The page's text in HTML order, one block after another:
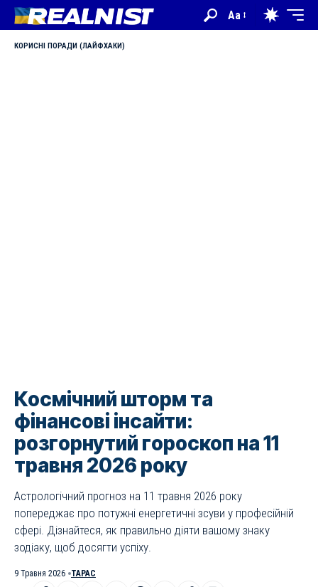
Aa
КОРИСНІ ПОРАДИ (ЛАЙФХАКИ)
Космічний шторм та
фінансові інсайти:
розгорнутий гороскоп на 11
травня 2026 року
Астрологічний прогноз на 11 травня 2026 року
попереджає про потужні енергетичні зсуви у професійній
сфері. Дізнайтеся, як правильно діяти вашому знаку
зодіаку, щоб досягти успіху.
9 Травня 2026
ТАРАС